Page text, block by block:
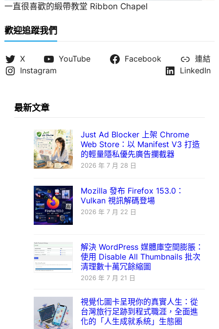
一直很喜歡的緞帶教堂 Ribbon Chapel
歡迎追蹤我們
X YouTube Facebook
連結
Instagram
LinkedIn
最新文章
Just Ad Blocker 上架 Chrome
Web Store：以 Manifest V3 打造
的輕量隱私優先廣告攔截器
2026 年 7 月 28 日
Mozilla 發布 Firefox 153.0：
Vulkan 視訊解碼登場
2026 年 7 月 22 日
解決 WordPress 媒體庫空間膨脹：
使用 Disable All Thumbnails 批次
清理數十萬冗餘縮圖
2026 年 7 月 21 日
視覺化圖卡呈現你的真實人生：從
台灣旅行足跡到程式職涯，全面進
化的「人生成就系統」生態圈